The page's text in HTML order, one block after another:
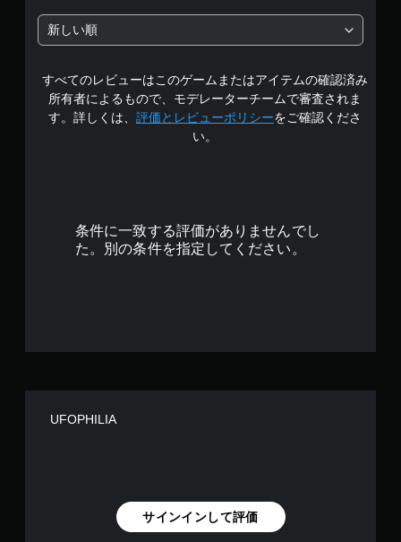
階
中
の
3
新しい順
すべてのレビューはこのゲームまたはアイテムの確認済み
所有者によるもので、モデレーターチームで審査されま
す。詳しくは、 評価とレビューポリシーをご確認くださ
い。
条件に一致する評価がありませんでし
た。別の条件を指定してください。
UFOPHILIA
サインインして評価